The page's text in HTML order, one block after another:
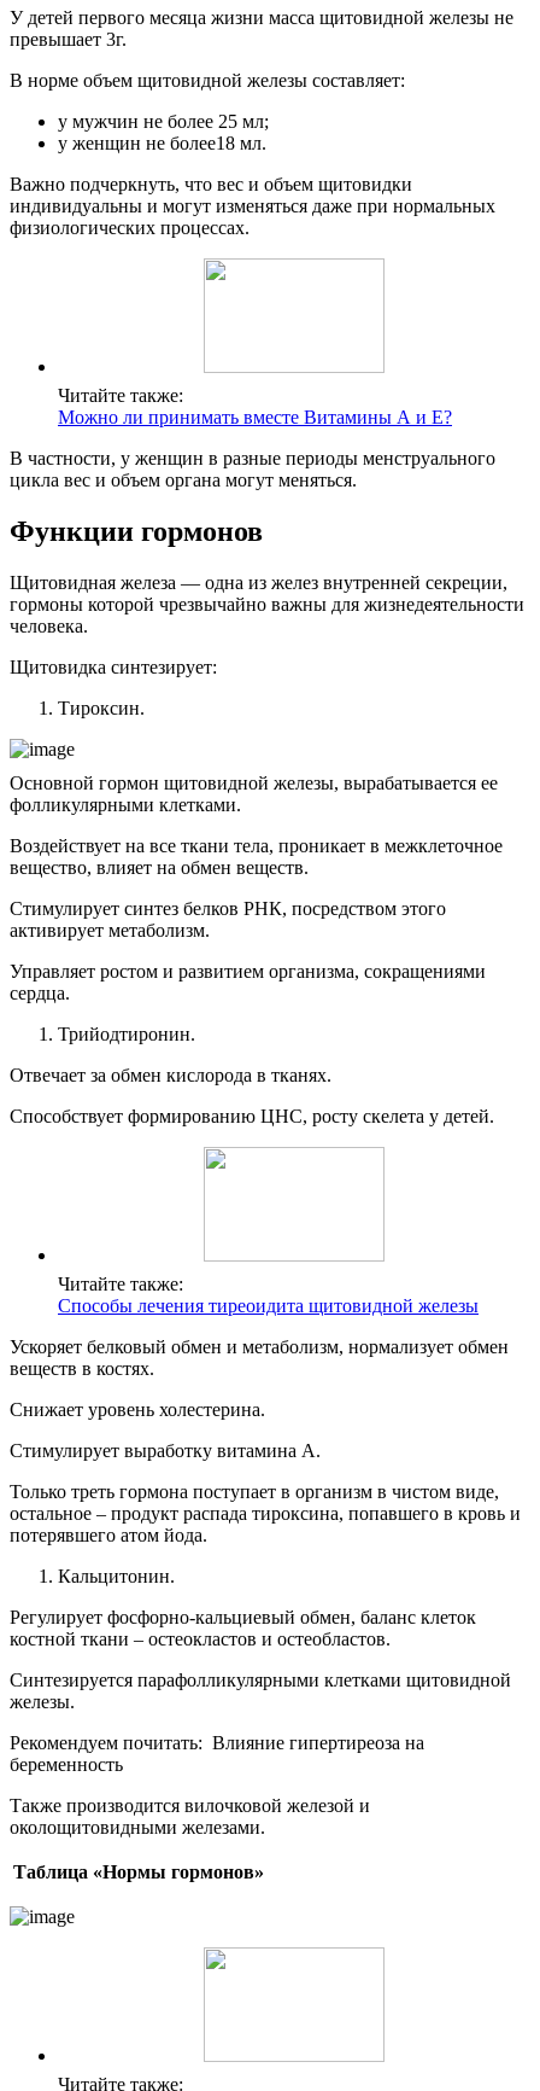
У детей первого месяца жизни масса щитовидной железы не
превышает 3г.
В норме объем щитовидной железы составляет:
у мужчин не более 25 мл;
у женщин не более18 мл.
Важно подчеркнуть, что вес и объем щитовидки
индивидуальны и могут изменяться даже при нормальных
физиологических процессах.
Читайте также:
Можно ли принимать вместе Витамины А и Е?
В частности, у женщин в разные периоды менструального
цикла вес и объем органа могут меняться.
Функции гормонов
Щитовидная железа — одна из желез внутренней секреции,
гормоны которой чрезвычайно важны для жизнедеятельности
человека.
Щитовидка синтезирует:
Тироксин.
Основной гормон щитовидной железы, вырабатывается ее
фолликулярными клетками.
Воздействует на все ткани тела, проникает в межклеточное
вещество, влияет на обмен веществ.
Стимулирует синтез белков РНК, посредством этого
активирует метаболизм.
Управляет ростом и развитием организма, сокращениями
сердца.
Трийодтиронин.
Отвечает за обмен кислорода в тканях.
Способствует формированию ЦНС, росту скелета у детей.
Читайте также:
Способы лечения тиреоидита щитовидной железы
Ускоряет белковый обмен и метаболизм, нормализует обмен
веществ в костях.
Снижает уровень холестерина.
Стимулирует выработку витамина А.
Только треть гормона поступает в организм в чистом виде,
остальное – продукт распада тироксина, попавшего в кровь и
потерявшего атом йода.
Кальцитонин.
Регулирует фосфорно-кальциевый обмен, баланс клеток
костной ткани – остеокластов и остеобластов.
Синтезируется парафолликулярными клетками щитовидной
железы.
Рекомендуем почитать: Влияние гипертиреоза на
беременность
Также производится вилочковой железой и
околощитовидными железами.
Таблица «Нормы гормонов»
Читайте также: